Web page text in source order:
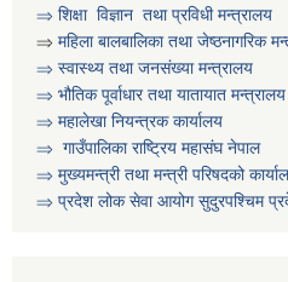
⇒ शिक्षा विज्ञान तथा प्रविधी मन्त्रालय
⇒ महिला बालबालिका तथा जेष्ठनागरिक
⇒ स्वास्थ्य तथा जनसंख्या मन्त्रालय
⇒ भौतिक पूर्वाधार तथा यातायात मन्त्रालय
⇒ महालेखा नियन्त्रक कार्यालय
⇒ गाउँपालिका राष्ट्रिय महासंघ नेपाल
⇒ मुख्यमन्त्री तथा मन्त्री परिषदको
⇒ प्रदेश लोक सेवा आयोग सुदुरपश्चिम